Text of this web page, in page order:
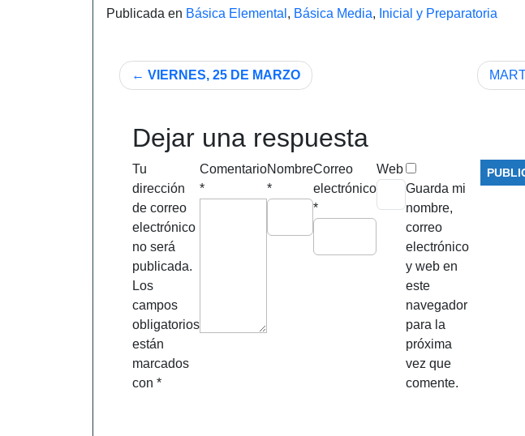
Publicada en Básica Elemental , Básica Media, Inicial y Preparatoria
Navegación
entradas
VIERNES, 25 DE MARZO
Dejar una respuesta
Tu
dirección
de correo
electrónico
no será
publicada.
Los
campos
obligatorios
están
marcados
con *
Comentario
*
Nombre
*
Correo
electrónico
*
Web
Guarda mi
nombre,
correo
electrónico
y web en
este
navegador
para la
próxima
vez que
comente.